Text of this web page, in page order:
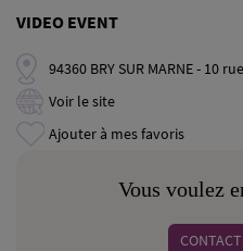
VIDEO EVENT
94360 BRY SUR MARNE - 10
Voir le site
Ajouter à mes favoris
Vous voulez